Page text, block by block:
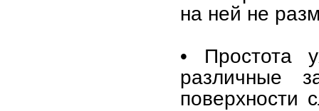
на ней не
• Простота
различные
поверхности